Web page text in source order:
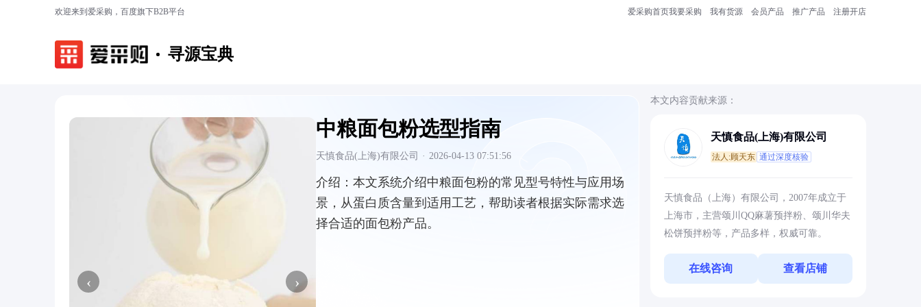
欢迎来到爱采购，百度旗下B2B平台 爱采购首页我要采购 我有货源 会员产品 推广产品 注册开店
寻源宝典
‹ ›
中粮面包粉选型指南
天慎食品(上海)有限公司 · 2026-04-13 07:51:56
介绍： 本文系统介绍中粮面包粉的常见型号特性与应用场
景，从蛋白质含量到适用工艺，帮助读者根据实际需求选
择合适的面包粉产品。
本文内容贡献来源：
天慎食品(上海)有限公司
法人:顾天东 通过深度核验
天慎食品（上海）有限公司，2007年成立于
上海市，主营颂川QQ麻薯预拌粉、颂川华夫
松饼预拌粉等，产品多样，权威可靠。
在线咨询 查看店铺